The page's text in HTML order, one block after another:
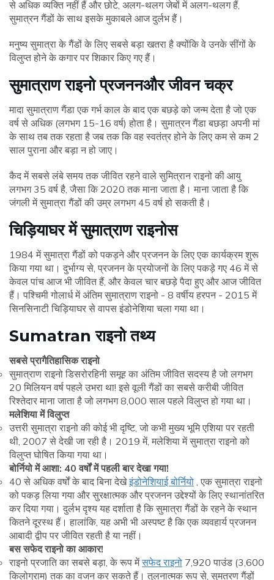
से अधिक व्यक्ति नहीं हैं और छोटे, अलग-थलग जेबों में अलग-थलग हैं,
सुमात्रन गैंडों के साथ इसके मुकाबले आज दुर्लभ हैं।
मनुष्य सुमात्रा के गैंडों के लिए सबसे बड़ा खतरा है क्योंकि वे उनके सींगों के
विलुप्त होने के कगार पर शिकार किए गए हैं।
सुमात्राण राइनो प्रजननऔर जीवन चक्र
मादा सुमात्राण गैंडा एक गर्भ काल के बाद एक बछड़े को जन्म देता है जो एक
वर्ष से अधिक (लगभग 15-16 वर्ष) होता है। सुमात्रन गैंडा बछड़ा अपनी मां
के साथ तब तक रहता है जब तक कि वह स्वतंत्र होने के लिए कम से कम 2
साल पुराना और बड़ा न हो जाए।
कैद में सबसे लंबे समय तक जीवित रहने वाले सुमित्रान राइनो की आयु
लगभग 35 वर्ष है, जैसा कि 2020 तक माना जाता है। माना जाता है कि
जंगली में सुमात्रा गैंडों की उम्र लगभग 45 वर्ष हो सकती है।
चिड़ियाघर में सुमात्राण राइनोस
1984 में सुमात्रा गैंडों को पकड़ने और प्रजनन के लिए एक कार्यक्रम शुरू
किया गया था। दुर्भाग्य से, प्रजनन के प्रयोजनों के लिए पकड़े गए 46 में से
केवल पांच आज भी जीवित हैं, और केवल चार बछड़े पैदा हुए और आज जीवित
हैं। पश्चिमी गोलार्ध में अंतिम सुमात्राण राइनो - 8 वर्षीय हरपन - 2015 में
सिनसिनाटी चिड़ियाघर से वापस इंडोनेशिया चला गया था।
Sumatran राइनो तथ्य
सबसे प्रागैतिहासिक राइनो
सुमात्राण राइनो डिसरोरहिनी समूह का अंतिम जीवित सदस्य है जो लगभग
20 मिलियन वर्ष पहले उभरा था! इसे वूली गैंडों का सबसे करीबी जीवित
रिश्तेदार माना जाता है जो लगभग 8,000 साल पहले विलुप्त हो गया था।
मलेशिया में विलुप्त
उत्तरी सुमात्रा राइनो की कोई भी दृष्टि, जो कभी मुख्य भूमि एशिया पर रहती
थी, 2007 से देखी जा रही है। 2019 में, मलेशिया में सुमात्रा राइनो को
विलुप्त घोषित किया गया था।
बोर्नियो में आशा: 40 वर्षों में पहली बार देखा गया!
40 से अधिक वर्षों के बाद बिना देखेइंडोनेशियाई बोर्नियो , एक सुमात्रा राइनो
को पकड़ लिया गया और सुरक्षात्मक और प्रजनन उद्देश्यों के लिए स्थानांतरित
कर दिया गया। दुर्लभ दृश्य यह दर्शाता है कि सुमात्रा गैंडों के रहने के स्थान
कितने दूरस्थ हैं। हालांकि, यह अभी भी अस्पष्ट है कि एक व्यवहार्य प्रजनन
आबादी द्वीप पर जीवित रहती है या नहीं।
बस सफेद राइनो का आकार!
राइनो प्रजाति का सबसे बड़ा, के रूप मेंसफेद राइनो 7,920 पाउंड (3,600
किलोग्राम) तक का वजन कर सकते हैं। तुलनात्मक रूप से, सुमतरण गैंडों